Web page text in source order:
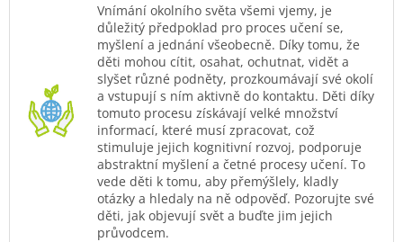
Vnímání okolního světa všemi vjemy, je
důležitý předpoklad pro proces učení se,
myšlení a jednání všeobecně. Díky tomu, že
děti mohou cítit, osahat, ochutnat, vidět a
slyšet různé podněty, prozkoumávají své okolí
a vstupují s ním aktivně do kontaktu. Děti díky
tomuto procesu získávají velké množství
informací, které musí zpracovat, což
stimuluje jejich kognitivní rozvoj, podporuje
abstraktní myšlení a četné procesy učení. To
vede děti k tomu, aby přemýšlely, kladly
otázky a hledaly na ně odpověď. Pozorujte své
děti, jak objevují svět a buďte jim jejich
průvodcem.